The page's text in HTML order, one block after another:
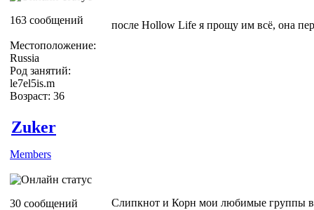
163 сообщений
Местоположение:
Russia
Род занятий:
le7el5is.m
Возраст: 36
после Hollow Life я прощу им всё, она
Zuker
Members
30 сообщений Слипкнот и Корн мои любимые группы